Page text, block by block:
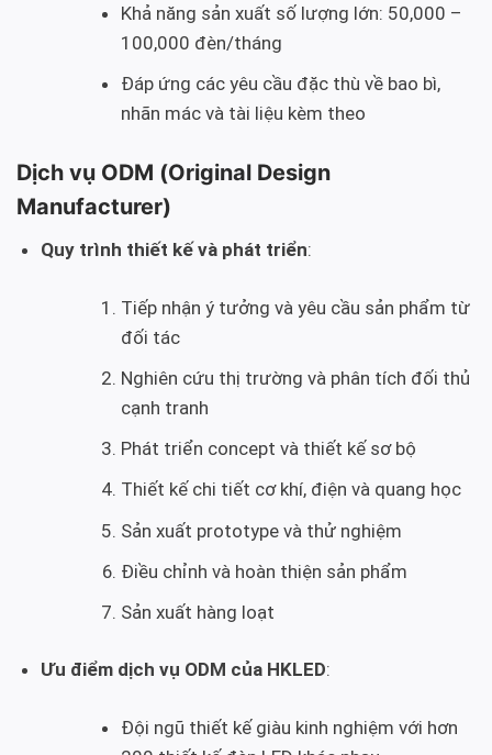
Khả năng sản xuất số lượng lớn: 50,000 –
100,000 đèn/tháng
Đáp ứng các yêu cầu đặc thù về bao bì,
nhãn mác và tài liệu kèm theo
Dịch vụ ODM (Original Design
Manufacturer)
Quy trình thiết kế và phát triển:
Tiếp nhận ý tưởng và yêu cầu sản phẩm từ
đối tác
Nghiên cứu thị trường và phân tích đối thủ
cạnh tranh
Phát triển concept và thiết kế sơ bộ
Thiết kế chi tiết cơ khí, điện và quang học
Sản xuất prototype và thử nghiệm
Điều chỉnh và hoàn thiện sản phẩm
Sản xuất hàng loạt
Ưu điểm dịch vụ ODM của HKLED:
Đội ngũ thiết kế giàu kinh nghiệm với hơn